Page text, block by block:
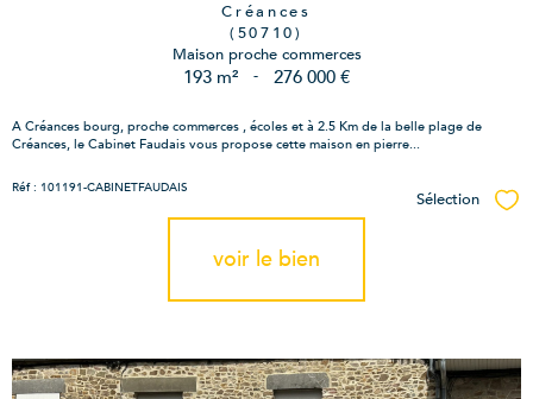
Créances
(50710)
Maison proche commerces
193 m² - 276 000 €
A Créances bourg, proche commerces , écoles et à 2.5 Km de la belle plage de
Créances, le Cabinet Faudais vous propose cette maison en pierre...
Réf : 101191-CABINETFAUDAIS
Sélection
voir le bien